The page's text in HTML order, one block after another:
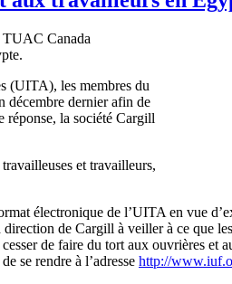
TUAC Canada
(UITA), les membres du
décembre dernier afin de
réponse, la société Cargill
et travailleurs,
électronique de l’UITA en vue
de Cargill à veiller à ce que
de faire du tort aux ouvrières et
se rendre à l’adresse http://